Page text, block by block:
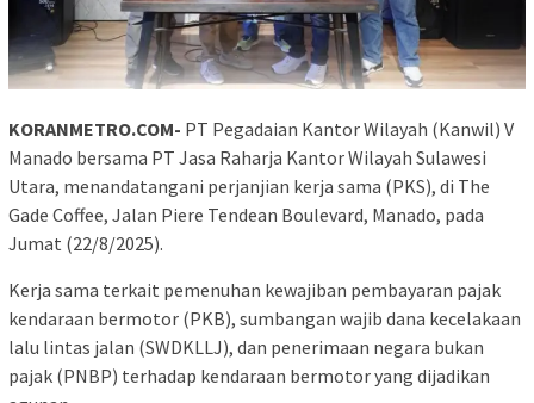
KORANMETRO.COM- PT Pegadaian Kantor Wilayah (Kanwil) V
Manado bersama PT Jasa Raharja Kantor Wilayah Sulawesi
Utara, menandatangani perjanjian kerja sama (PKS), di The
Gade Coffee, Jalan Piere Tendean Boulevard, Manado, pada
Jumat (22/8/2025).
Kerja sama terkait pemenuhan kewajiban pembayaran pajak
kendaraan bermotor (PKB), sumbangan wajib dana kecelakaan
lalu lintas jalan (SWDKLLJ), dan penerimaan negara bukan
pajak (PNBP) terhadap kendaraan bermotor yang dijadikan